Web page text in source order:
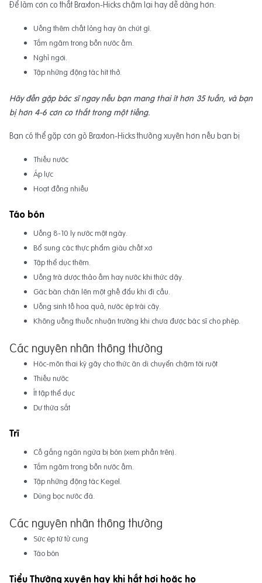
Để làm cơn co thắt Braxton-Hicks chậm lại hay dễ dàng hơn:
Uống thêm chất lỏng hay ăn chút gì.
Tắm ngâm trong bồn nước ấm.
Nghỉ ngơi.
Tập những động tác hít thở.
Hãy đến gặp bác sĩ ngay nếu bạn mang thai ít hơn 35 tuần, và bạn
bị hơn 4-6 cơn co thắt trong một tiếng.
Bạn có thể gặp cơn gò Braxton-Hicks thường xuyên hơn nếu bạn bị
Thiếu nước
Áp lực
Hoạt đồng nhiều
Táo bón
Uống 8-10 ly nước một ngày.
Bổ sung các thực phẩm giàu chất xơ
Tập thể dục thêm.
Uống trà dược thảo ấm hay nước khi thức dậy.
Gác bàn chân lên một ghế đẩu khi đi cầu.
Uống sinh tố hoa quả, nước ép trái cây.
Không uống thuốc nhuận trường khi chưa được bác sĩ cho phép.
Các nguyên nhân thông thường
Hóc-môn thai kỳ gây cho thức ăn di chuyển chậm tới ruột
Thiếu nước
Ít tập thể dục
Dư thừa sắt
Trĩ
Cố gắng ngăn ngừa bị bón (xem phần trên).
Tắm ngâm trong bồn nước ấm.
Tập những động tác Kegel.
Dùng bọc nước đá.
Các nguyên nhân thông thường
Sức ép từ tử cung
Táo bón
Tiểu Thường xuyên hay khi hắt hơi hoặc ho